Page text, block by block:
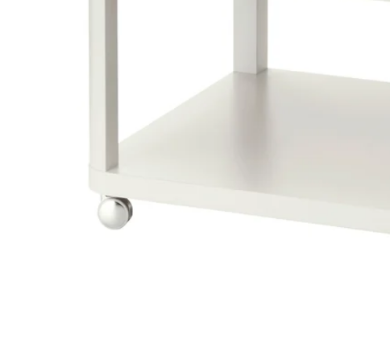
Image zoomed out, normal view